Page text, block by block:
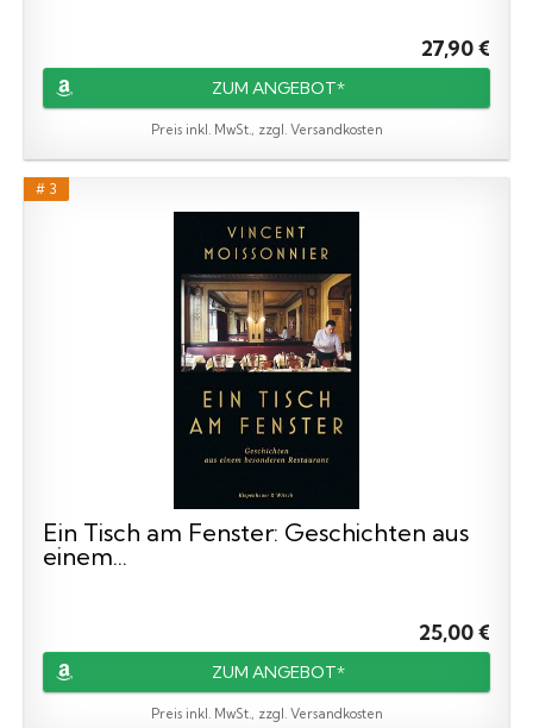
27,90 €
ZUM ANGEBOT*
Preis inkl. MwSt., zzgl. Versandkosten
# 3
Ein Tisch am Fenster: Geschichten aus
einem...
25,00 €
ZUM ANGEBOT*
Preis inkl. MwSt., zzgl. Versandkosten